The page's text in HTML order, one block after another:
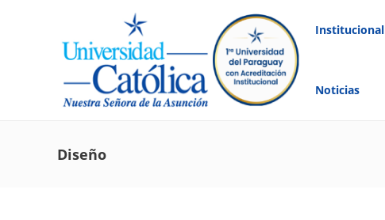
Institucional
Noticias
Diseño